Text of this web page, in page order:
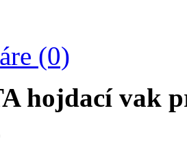
(0)
hojdací vak